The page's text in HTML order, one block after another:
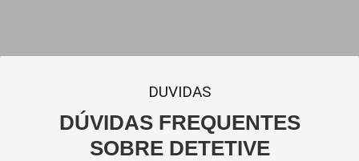
DUVIDAS
DÚVIDAS FREQUENTES
SOBRE DETETIVE